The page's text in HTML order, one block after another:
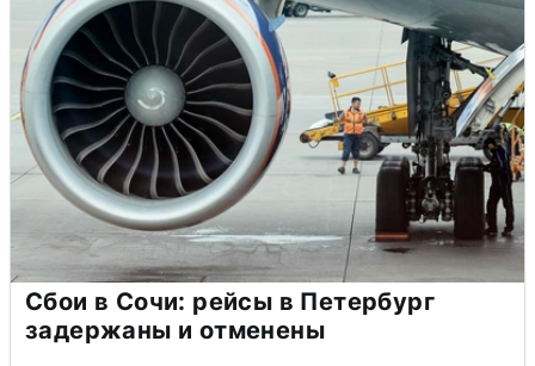
Сбои в Сочи: рейсы в Петербург
задержаны и отменены